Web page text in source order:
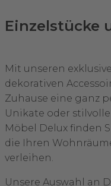
Einzelstücke
Mit unseren
dekorativen
Zuhause eine ganz
Unikate oder
Möbel Delux finden
die Ihren
verleihen.
Unsere Auswahl an